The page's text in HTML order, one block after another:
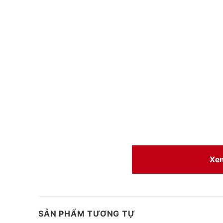
SẢN PHẨM TƯƠNG TỰ